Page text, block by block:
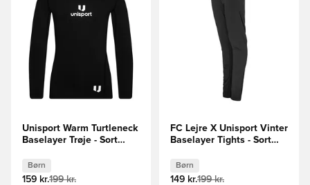
Unisport Warm Turtleneck
Baselayer Trøje - Sort
Børn
159 kr.199 kr.
FC Lejre X Unisport Vinter
Baselayer Tights - Sort
Børn
149 kr.199 kr.